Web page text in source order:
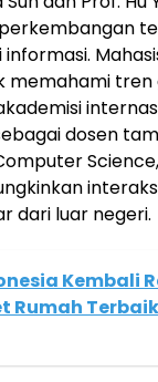
memahami tren
dosen
dari luar negeri.
Kembali
Rumah